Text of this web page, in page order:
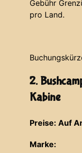
Gebühr
pro Land.
2.
Kabine
Preise: Auf
Marke: